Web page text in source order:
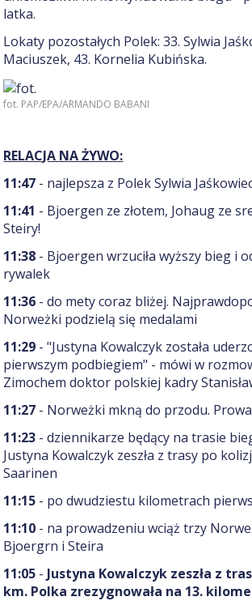
latka.
Lokaty pozostałych Polek: 33. Sylwia
Maciuszek, 43. Kornelia Kubińska.
fot. PAP/EPA/ARMANDO BABANI
RELACJA NA ŻYWO:
11:47 - najlepsza z Polek Sylwia
11:41 - Bjoergen ze złotem, Johaug ze
Steiry!
11:38 - Bjoergen wrzuciła wyższy bieg i
rywalek
11:36 - do mety coraz bliżej.
Norweżki podzielą się medalami
11:29 - "Justyna Kowalczyk została
pierwszym podbiegiem" - mówi w
Zimochem doktor polskiej kadry
11:27 - Norweżki mkną do przodu.
11:23 - dziennikarze będący na trasie
Justyna Kowalczyk zeszła z trasy po
Saarinen
11:15 - po dwudziestu kilometrach
11:10 - na prowadzeniu wciąż trzy
Bjoergrn i Steira
11:05 - Justyna Kowalczyk zeszła z
km. Polka zrezygnowała na 13.